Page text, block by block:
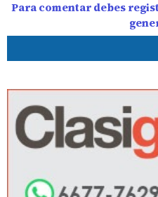
Para comentar debes